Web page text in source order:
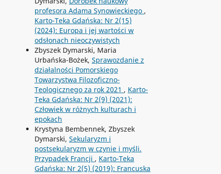
profesora Adama Synowieckiego ,
Karto-Teka Gdańska: Nr 2(15)
(2024): Europa i jej wartości w
odsłonach nieoczywistych
Zbyszek Dymarski, Maria
Urbańska-Bożek, Sprawozdanie z
działalności Pomorskiego
Towarzystwa Filozoficzno-
Teologicznego za rok 2021 , Karto-
Teka Gdańska: Nr 2(9) (2021):
Człowiek w różnych kulturach i
epokach
Krystyna Bembennek, Zbyszek
Dymarski, Sekularyzm i
postsekularyzm w czynie i myśli.
Przypadek Francji , Karto-Teka
Gdańska: Nr 2(5) (2019): Francuska